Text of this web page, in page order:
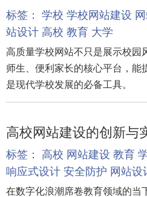
标签： 学校 学校网站建设
站设计 高校 教育 大学
高质量学校网站不只是展示校园
师生、便利家长的核心平台，能
是现代学校发展的必备工具。
高校网站建设的创新与
标签： 高校 网站建设 教育
响应式设计 安全防护 网站设
在数字化浪潮席卷教育领域的当